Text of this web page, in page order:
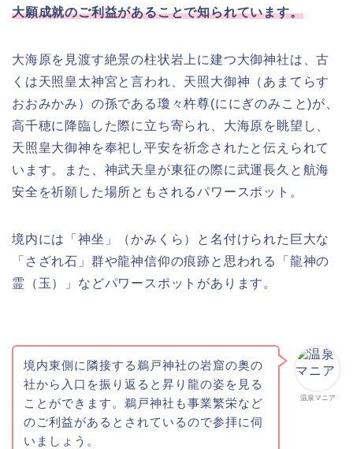
大願成就のご利益があることで知られています。
大海原を見渡す絶景の柱状岩上に建つ大御神社は、古
くは天照皇太神宮と言われ、 天照大御神（あまてらす
おおみかみ）の孫である瓊々杵尊(ににぎのみこと)が、
高千穂に降臨した際に立ち寄られ、大海原を眺望し、
天照皇大御神を奉祀し平安を祈念されたと伝えられて
います。また、神武天皇が東征の際に武運長久と航海
安全を祈願した場所ともされるパワースポット。
境内には「神坐」（かみくら）と名付けられた巨大な
「さざれ石」群や龍神信仰の痕跡と思われる「龍神の
霊（玉）」などパワースポットがあります。
温泉マニア
境内東側に隣接する鵜戸神社の岩窟の奥の
社から入口を振り返ると昇り龍の姿を見る
ことができます。鵜戸神社も事業繁栄など
のご利益があるとされているので参拝に伺
いましょう。